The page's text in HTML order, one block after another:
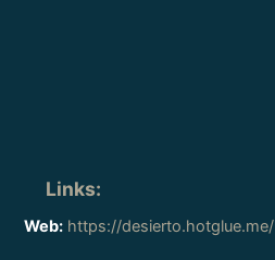
Links:
Web: https://desierto.hotglue.me/